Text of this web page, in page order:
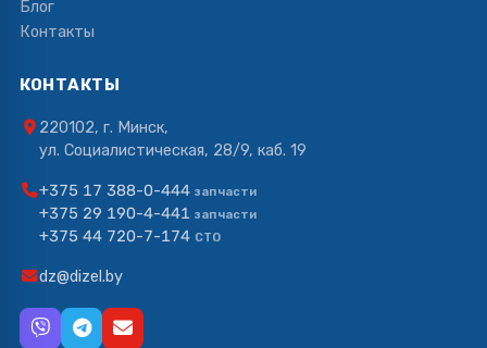
Блог
Контакты
КОНТАКТЫ
220102, г. Минск,
ул. Социалистическая, 28/9, каб. 19
+375 17 388-0-444 запчасти
+375 29 190-4-441 запчасти
+375 44 720-7-174 СТО
dz@dizel.by